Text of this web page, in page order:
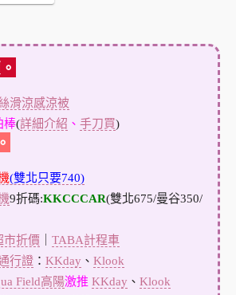
滑涼感涼被
棒(詳細介紹 、 手刀買)
(雙北只要740)
9折碼:KKCCCAR(雙北675/曼谷350/
市折價
TABA計程車
行證： KKday 、 Klook
Field高陽激推 KKday 、 Klook